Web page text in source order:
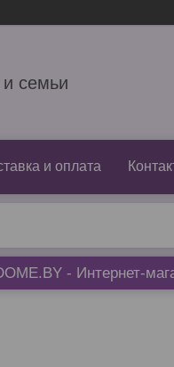
семьи
и оплата
- Интернет-